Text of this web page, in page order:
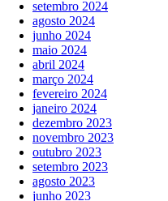
setembro 2024
agosto 2024
junho 2024
maio 2024
abril 2024
março 2024
fevereiro 2024
janeiro 2024
dezembro 2023
novembro 2023
outubro 2023
setembro 2023
agosto 2023
junho 2023